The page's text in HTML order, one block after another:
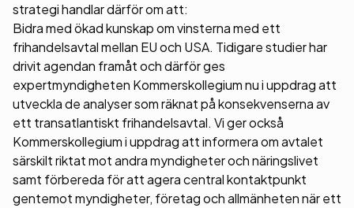
strategi handlar därför om att:
Bidra med ökad kunskap om vinsterna med ett
frihandelsavtal mellan EU och USA. Tidigare studier har
drivit agendan framåt och därför ges
expertmyndigheten Kommerskollegium nu i uppdrag att
utveckla de analyser som räknat på konsekvenserna av
ett transatlantiskt frihandelsavtal. Vi ger också
Kommerskollegium i uppdrag att informera om avtalet
särskilt riktat mot andra myndigheter och näringslivet
samt förbereda för att agera central kontaktpunkt
gentemot myndigheter, företag och allmänheten när ett